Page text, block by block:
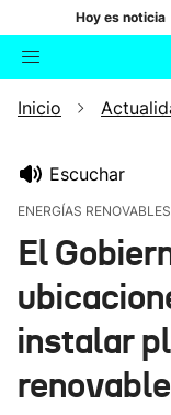
Hoy es noticia
Buscador
Inicio
Escuchar
ENERGÍAS RENOVABLES
El
instalar